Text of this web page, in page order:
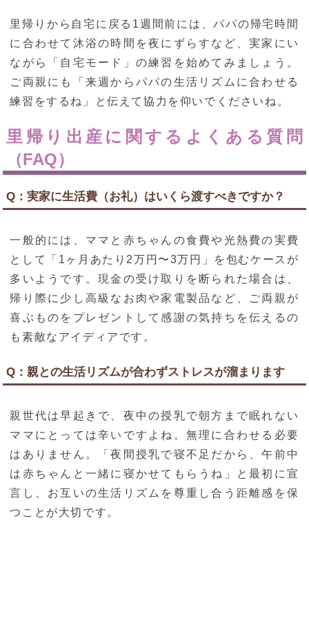
里帰りから自宅に戻る1週間前には、パパの帰宅時間
に合わせて沐浴の時間を夜にずらすなど、実家にい
ながら「自宅モード」の練習を始めてみましょう。
ご両親にも「来週からパパの生活リズムに合わせる
練習をするね」と伝えて協力を仰いでくださいね。
里帰り出産に関するよくある質問
（FAQ）
Q：実家に生活費（お礼）はいくら渡すべきですか？
一般的には、ママと赤ちゃんの食費や光熱費の実費
として「1ヶ月あたり2万円〜3万円」を包むケースが
多いようです。現金の受け取りを断られた場合は、
帰り際に少し高級なお肉や家電製品など、ご両親が
喜ぶものをプレゼントして感謝の気持ちを伝えるの
も素敵なアイディアです。
Q：親との生活リズムが合わずストレスが溜まります
親世代は早起きで、夜中の授乳で朝方まで眠れない
ママにとっては辛いですよね。無理に合わせる必要
はありません。「夜間授乳で寝不足だから、午前中
は赤ちゃんと一緒に寝かせてもらうね」と最初に宣
言し、お互いの生活リズムを尊重し合う距離感を保
つことが大切です。